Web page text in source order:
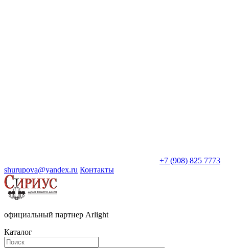
+7 (908) 825 7773
shurupova@yandex.ru Контакты
официальный партнер Arlight
Каталог